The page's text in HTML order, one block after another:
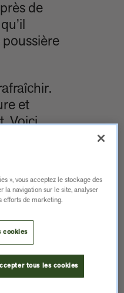
de
poussière
et
Voici
guides
», vous acceptez le stockage des
la navigation sur le site, analyser
efforts de marketing.
cookies
tous les cookies